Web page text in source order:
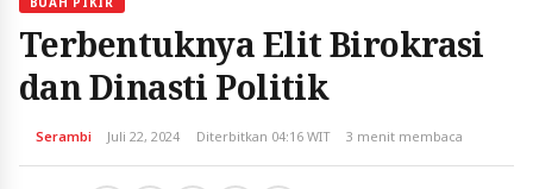
Terbentuknya Elit Birokrasi
dan Dinasti Politik
Serambi Juli 22, 2024 Diterbitkan 04:16 WIT 3 menit membaca